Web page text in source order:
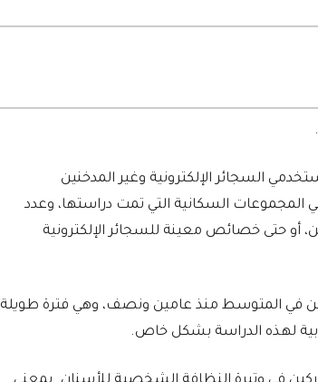
السجائر الإلكترونية وغير المدخنين
المجموعات السكانية التي تمت دراستها، وعدد
أو حتى خصائص معينة للسجائر الإلكترونية
في المتوسط ​​منذ عامين ونصف، وهي فترة طويلة
لهذه الدراسة بشكل خاص.